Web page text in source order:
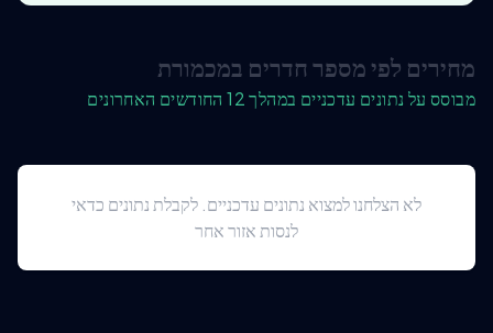
מחירים לפי מספר חדרים במכמורת
מבוסס על נתונים עדכניים במהלך 12 החודשים האחרונים
לא הצלחנו למצוא נתונים עדכניים. לקבלת נתונים כדאי
לנסות אזור אחר